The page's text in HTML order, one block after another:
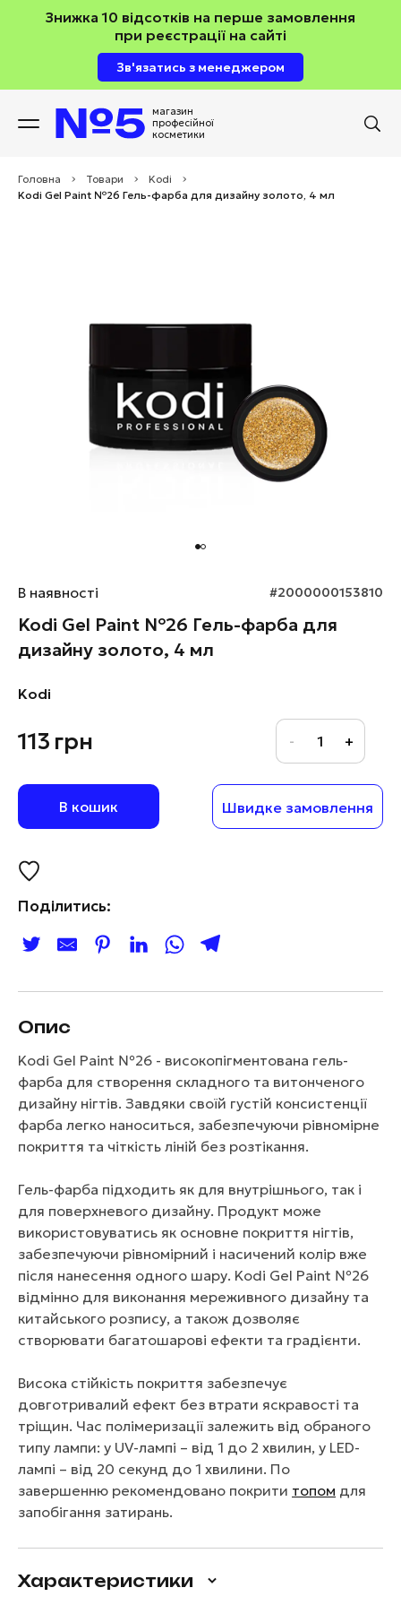
Знижка 10 відсотків на перше замовлення
при реєстрації на сайті
Зв'язатись з менеджером
магазин
професійної
косметики
Головна > Товари > Kodi
>
Kodi Gel Paint №26 Гель-фарба для дизайну золото, 4 мл
В наявності #2000000153810
Kodi Gel Paint №26 Гель-фарба для
дизайну золото, 4 мл
Kodi
113 грн
В кошик Швидке замовлення
Поділитись:
Опис
Kodi Gel Paint №26 - високопігментована гель-
фарба для створення складного та витонченого
дизайну нігтів. Завдяки своїй густій консистенції
фарба легко наноситься, забезпечуючи рівномірне
покриття та чіткість ліній без розтікання.
Гель-фарба підходить як для внутрішнього, так і
для поверхневого дизайну. Продукт може
використовуватись як основне покриття нігтів,
забезпечуючи рівномірний і насичений колір вже
після нанесення одного шару. Kodi Gel Paint №26
відмінно для виконання мереживного дизайну та
китайського розпису, а також дозволяє
створювати багатошарові ефекти та градієнти.
Висока стійкість покриття забезпечує
довготривалий ефект без втрати яскравості та
тріщин. Час полімеризації залежить від обраного
типу лампи: у UV-лампі – від 1 до 2 хвилин, у LED-
лампі – від 20 секунд до 1 хвилини. По
завершенню рекомендовано покрити топом для
запобігання затирань.
Характеристики